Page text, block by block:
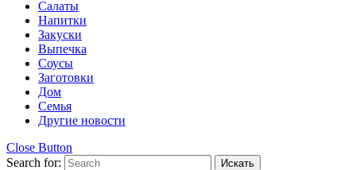
Салаты
Напитки
Закуски
Выпечка
Соусы
Заготовки
Дом
Семья
Другие новости
Close Button
Search for: